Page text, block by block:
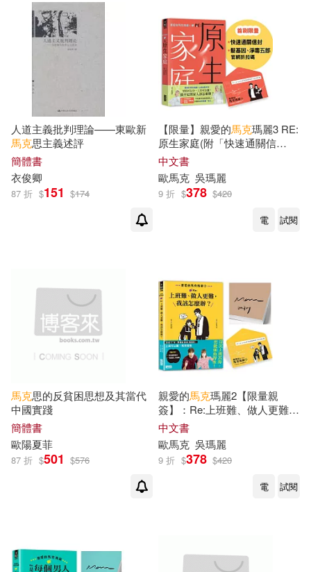
劉海靜(1) 匡存玖(1)
契訶夫(1)
威廉．莎士比亞(1)
意大利瑞吉歐兒童中心(1)
梅爾維爾(1) 楊曉東(1)
歐‧亨利(1) 歐亨利(1)
歐祝平，彭棟樑（主編）(1)
歐陽夏菲(1) 泰戈爾(1)
烏雲特娜著(1) 王志欽(1)
Opus111(1)
warner music(1) コスパ(1)
上海三聯書店(1)
上海人民出版社(1)
上海財經大學出版社(1)
中國中醫藥出版社(1)
中國科學技術出版社(1)
五南(1) 人民出版社(1)
南京大學出版社(1)
南京師範大學出版社(1)
四川人民出版社(1) 寂天(1)
人道主義批判理論——東歐新
馬克思主義述評
簡體書
衣俊卿
87 折 $151 $174
【限量】親愛的馬克瑪麗3 RE:
原生家庭(附「快速通關信
封」；「髮基因」、「淨毒五
郎」限量優惠折扣碼)
中文書
歐馬克 吳瑪麗
9 折 $378 $420
電
試閱
馬克思的反貧困思想及其當代
中國實踐
簡體書
歐陽夏菲
87 折 $501 $576
親愛的馬克瑪麗2【限量親
簽】：Re:上班難、做人更難，
我該怎麼辦?(附贈快速通關信
封)
中文書
歐馬克 吳瑪麗
9 折 $378 $420
電
試閱